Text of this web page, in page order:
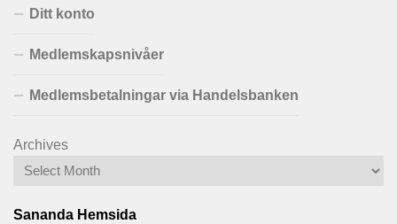
Ditt konto
Medlemskapsnivåer
Medlemsbetalningar via Handelsbanken
Archives
Sananda Hemsida